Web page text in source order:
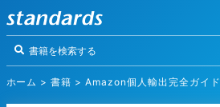
ホーム >書籍 >Amazon個人輸出完全ガイド